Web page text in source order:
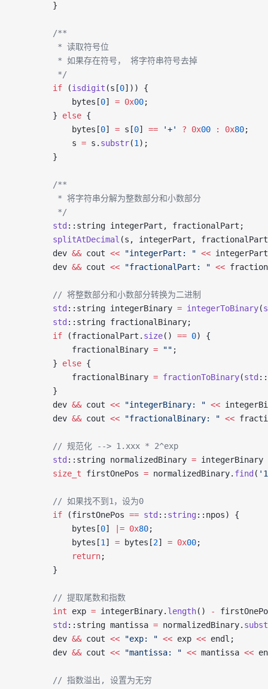
        }
        /**
         * 读取符号位
         * 如果存在符号， 将字符串符号去掉
         */
        if
(isdigit (s[0])) {
            bytes[
0] = 0x00;
        }
else {
            bytes[
0] = s[0] == '+' ? 0x00 : 0x80;
            s
= s. substr(1);
        }
        /**
         * 将字符串分解为整数部分和小数部分
         */
        std
::string integerPart, fractionalPart;
        splitAtDecimal
(s, integerPart,
        dev
&& cout << "integerPart: " <<
        dev
&& cout << "fractionalPart: " <<
        // 将整数部分和小数部分转换为二进制
        std
::string integerBinary = integerToBinary(
        std
::string fractionalBinary;
        if
(fractionalPart. size() == 0) {
            fractionalBinary
= "" ;
        }
else {
            fractionalBinary
= fractionToBinary(std ::
        }
        dev
&& cout << "integerBinary: " <<
        dev
&& cout << "fractionalBinary: " <<
        // 规范化 --> 1.xxx * 2^exp
        std
::string normalizedBinary = integerBinary
        size_t
firstOnePos = normalizedBinary. find (
        // 如果找不到1，设为0
        if
(firstOnePos == std :: string ::npos) {
            bytes[
0] |= 0x80;
            bytes[
1] = bytes[2] = 0x00;
            return
;
        }
        // 提取尾数和指数
        int
exp = integerBinary. length() -
        std
::string mantissa = normalizedBinary.
        dev
&& cout << "exp: " << exp << endl;
        dev
&& cout << "mantissa: " << mantissa <<
        // 指数溢出, 设置为无穷